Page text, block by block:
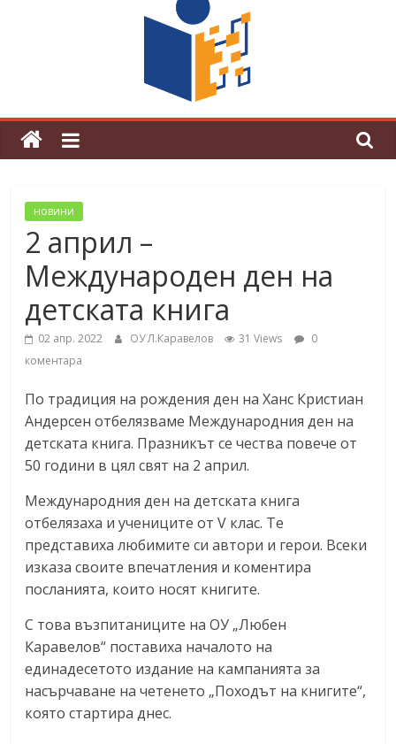
на дневна форма на обучение за
учебната 2025/2026 година
новини
2 април –
Международен ден на
детската книга
02 апр. 2022 ОУ Л.Каравелов 31 Views
0
коментара
По традиция на рождения ден на Ханс Кристиан
Андерсен отбелязваме Международния ден на
детската книга. Празникът се чества повече от
50 години в цял свят на 2 април.
Международния ден на детската книга
отбелязаха и учениците от V клас. Те
представиха любимите си автори и герои. Всеки
изказа своите впечатления и коментира
посланията, които носят книгите.
С това възпитаниците на ОУ „Любен
Каравелов“ поставиха началото на
единадесетото издание на кампанията за
насърчаване на четенето „Походът на книгите“,
която стартира днес.